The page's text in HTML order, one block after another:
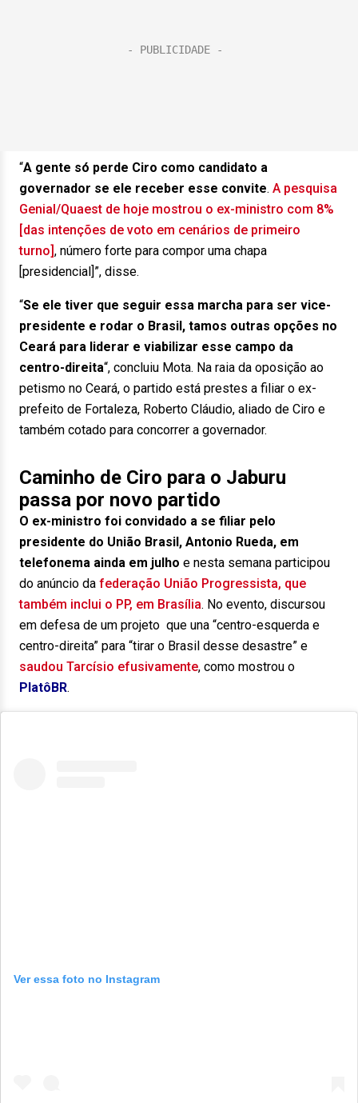
“A gente só perde Ciro como candidato a
governador se ele receber esse convite. A pesquisa
Genial/Quaest de hoje mostrou o ex-ministro com 8%
[das intenções de voto em cenários de primeiro
turno], número forte para compor uma chapa
[presidencial]”, disse.
“Se ele tiver que seguir essa marcha para ser vice-
presidente e rodar o Brasil, tamos outras opções no
Ceará para liderar e viabilizar esse campo da
centro-direita“, concluiu Mota. Na raia da oposição ao
petismo no Ceará, o partido está prestes a filiar o ex-
prefeito de Fortaleza, Roberto Cláudio, aliado de Ciro e
também cotado para concorrer a governador.
Caminho de Ciro para o Jaburu
passa por novo partido
O ex-ministro foi convidado a se filiar pelo
presidente do União Brasil, Antonio Rueda, em
telefonema ainda em julho e nesta semana participou
do anúncio da federação União Progressista, que
também inclui o PP, em Brasília. No evento, discursou
em defesa de um projeto que una “centro-esquerda e
centro-direita” para “tirar o Brasil desse desastre” e
saudou Tarcísio efusivamente, como mostrou o
PlatôBR.
Ver essa foto no Instagram